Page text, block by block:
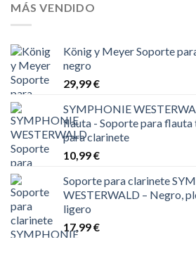
MÁS VENDIDO
König y Meyer Soporte
negro
29,99€
SYMPHONIE
flauta - Soporte para
para clarinete
10,99€
Soporte para clarinete
WESTERWALD – Negro,
ligero
17,99€